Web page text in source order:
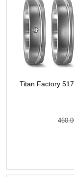
Titan Factory